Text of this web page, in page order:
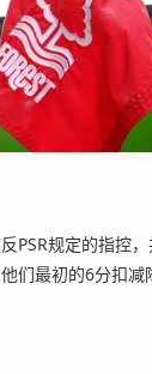
PSR规定的指控
们最初的6分扣